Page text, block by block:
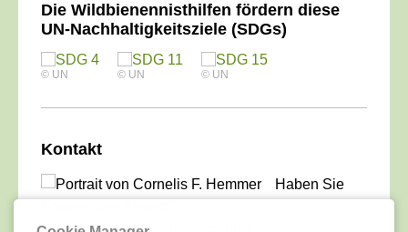
Die Wildbienennisthilfen fördern diese
UN-Nachhaltigkeitsziele (SDGs)
© UN © UN © UN
Kontakt
Haben Sie
Ich freue mich, von Ihnen zu hören!